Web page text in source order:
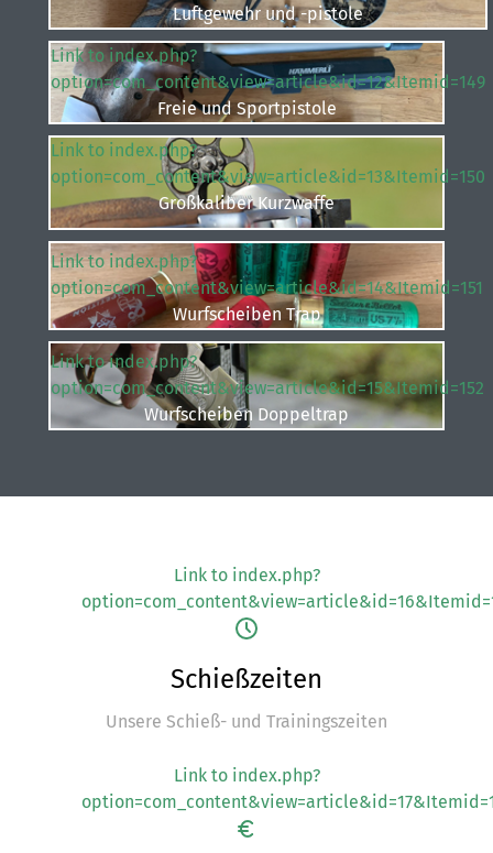
Luftgewehr und -pistole
Link to index.php?
option=com_content&view=article&id=12&Itemid=149
Freie und Sportpistole
Link to index.php?
option=com_content&view=article&id=13&Itemid=150
Großkaliber Kurzwaffe
Link to index.php?
option=com_content&view=article&id=14&Itemid=151
Wurfscheiben Trap
Link to index.php?
option=com_content&view=article&id=15&Itemid=152
Wurfscheiben Doppeltrap
Link to index.php?
Schießzeiten
Unsere Schieß- und Trainingszeiten
Link to index.php?